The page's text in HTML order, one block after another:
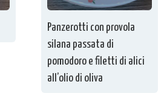
Panzerotti con provola
silana passata di
pomodoro e filetti di alici
all’olio di oliva